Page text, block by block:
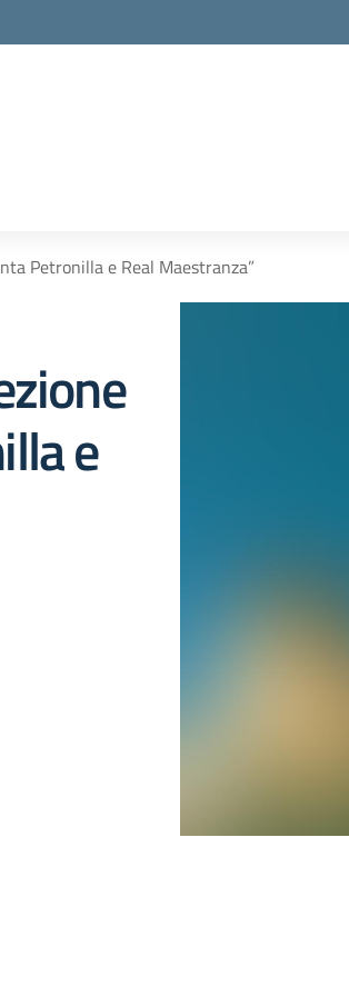
Petronilla e Real Maestranza”
e